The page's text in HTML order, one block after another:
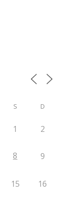
S D
1 2
8 9
15 16